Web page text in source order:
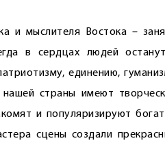
и мыслителя Востока –
в сердцах людей
единению,
страны имеют
и популяризируют
сцены создали